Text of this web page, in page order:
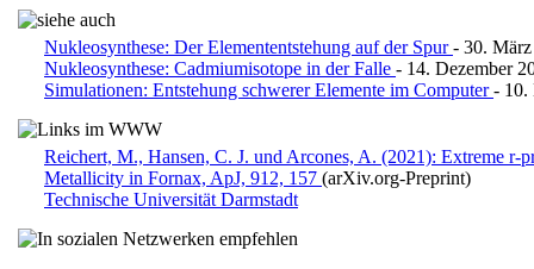
Nukleosynthese: Der Elemententstehung auf der Spur- 30.
Nukleosynthese: Cadmiumisotope in der Falle - 14. Dezember
Simulationen: Entstehung schwerer Elemente im Computer- 10.
Reichert, M., Hansen, C. J. und Arcones, A. (2021): Extreme r-
Metallicity in Fornax, ApJ, 912, 157 (arXiv.org-Preprint)
Technische Universität Darmstadt